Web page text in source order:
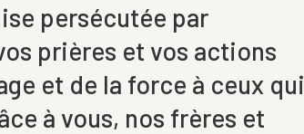
persécutée par
prières et vos actions
et de la force à ceux qui
à vous, nos frères et